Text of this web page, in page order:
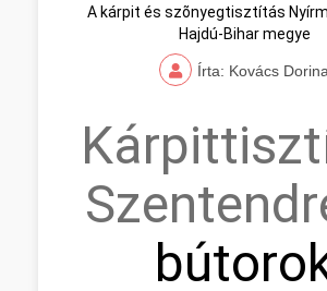
A kárpit és szõnyegtisztítás
Hajdú-Bihar megye
Írta: Kovács Dorina